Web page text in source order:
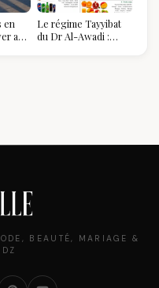
en
au
Le régime Tayyibat
du Dr Al-Awadi :
BEAUTÉ, MARIAGE &